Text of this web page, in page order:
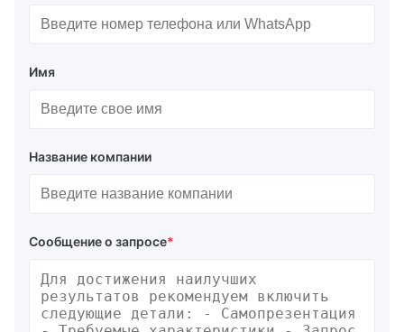
Имя
Название компании
Сообщение о запросе*